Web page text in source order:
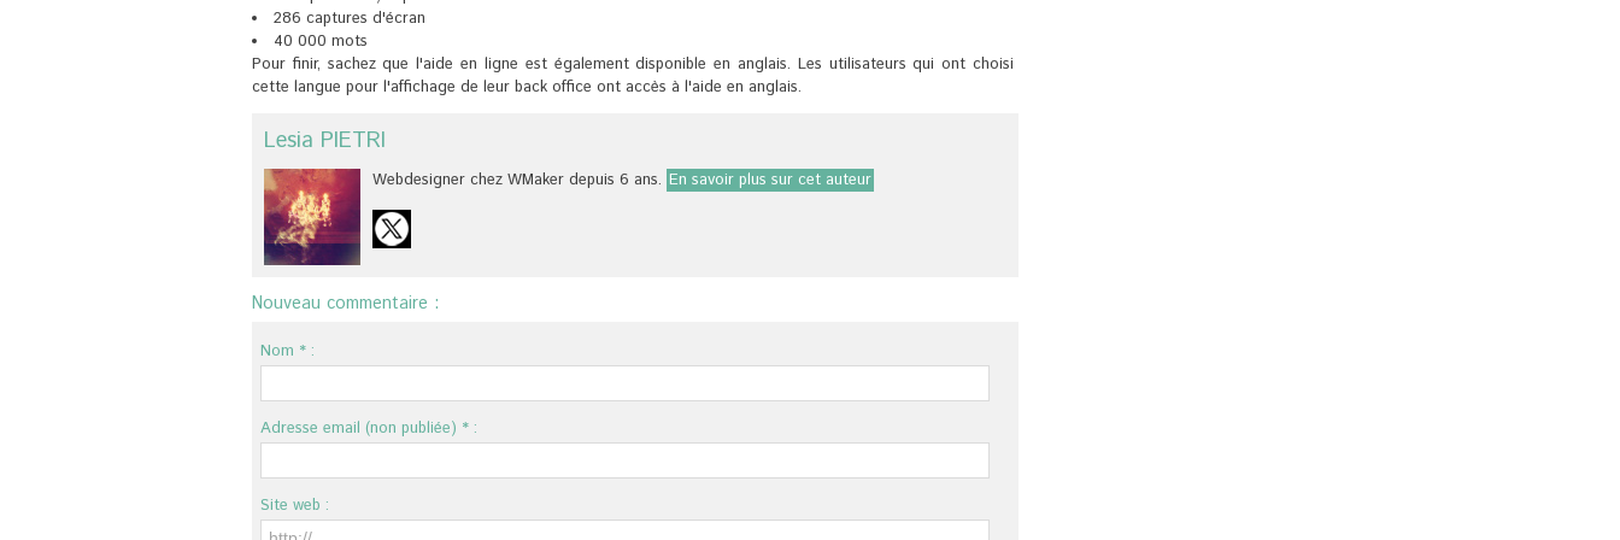
286 captures d'écran
40 000 mots
Pour finir, sachez que l'aide en ligne est également disponible en anglais. Les utilisateurs qui ont choisi
cette langue pour l'affichage de leur back office ont accès à l'aide en anglais.
Lesia PIETRI
Webdesigner chez WMaker depuis 6 ans. En savoir plus sur cet auteur
Nouveau commentaire :
Nom * :
Adresse email (non publiée) * :
Site web :